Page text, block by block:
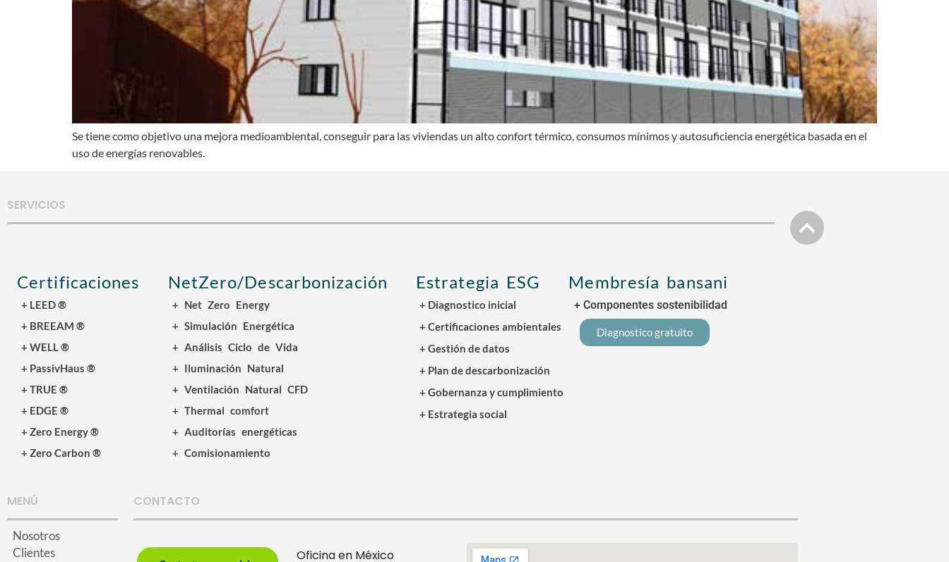
Se tiene como objetivo una mejora medioambiental, conseguir para las viviendas un alto confort térmico, consumos mínimos y autosuficiencia energética basada en el
uso de energías renovables.
SERVICIOS
Certificaciones NetZero/Descarbonización Estrategia ESG Membresía bansani
+ LEED ®
+ BREEAM ®
+ WELL ®
+ PassivHaus ®
+ TRUE ®
+ EDGE ®
+ Zero Energy ®
+ Zero Carbon ®
+ Net Zero Energy
+ Simulación Energética
+ Análisis Ciclo de Vida
+ Iluminación Natural
+ Ventilación Natural CFD
+ Thermal comfort
+ Auditorías energéticas
+ Comisionamiento
+ Diagnostico inicial
+ Certificaciones ambientales
+ Gestión de datos
+ Plan de descarbonización
+ Gobernanza y cumplimiento
+ Estrategia social
+ Componentes sostenibilidad
Diagnostico gratuito
MENÚ CONTACTO
Nosotros
Clientes
Oficina en México